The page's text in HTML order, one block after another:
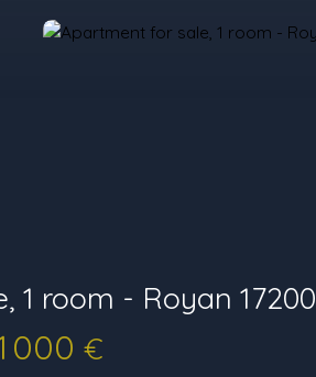
1 room - Royan 17200
000 €